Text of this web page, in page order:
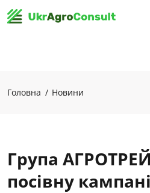
Головна Новини
Група
посівну